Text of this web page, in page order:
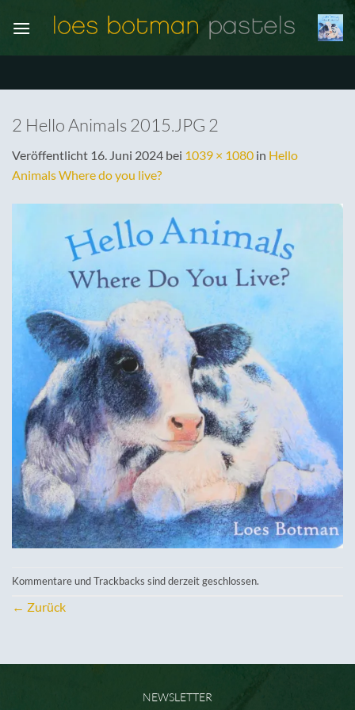
Inhalt
2 Hello Animals 2015.JPG 2
Veröffentlicht 16. Juni 2024 bei 1039 × 1080 in Hello
Animals Where do you live?
Kommentare und Trackbacks sind derzeit geschlossen.
← Zurück
NEWSLETTER